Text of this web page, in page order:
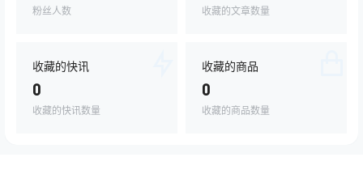
粉丝人数 收藏的文章数量
收藏的快讯
0
收藏的快讯数量
收藏的商品
0
收藏的商品数量